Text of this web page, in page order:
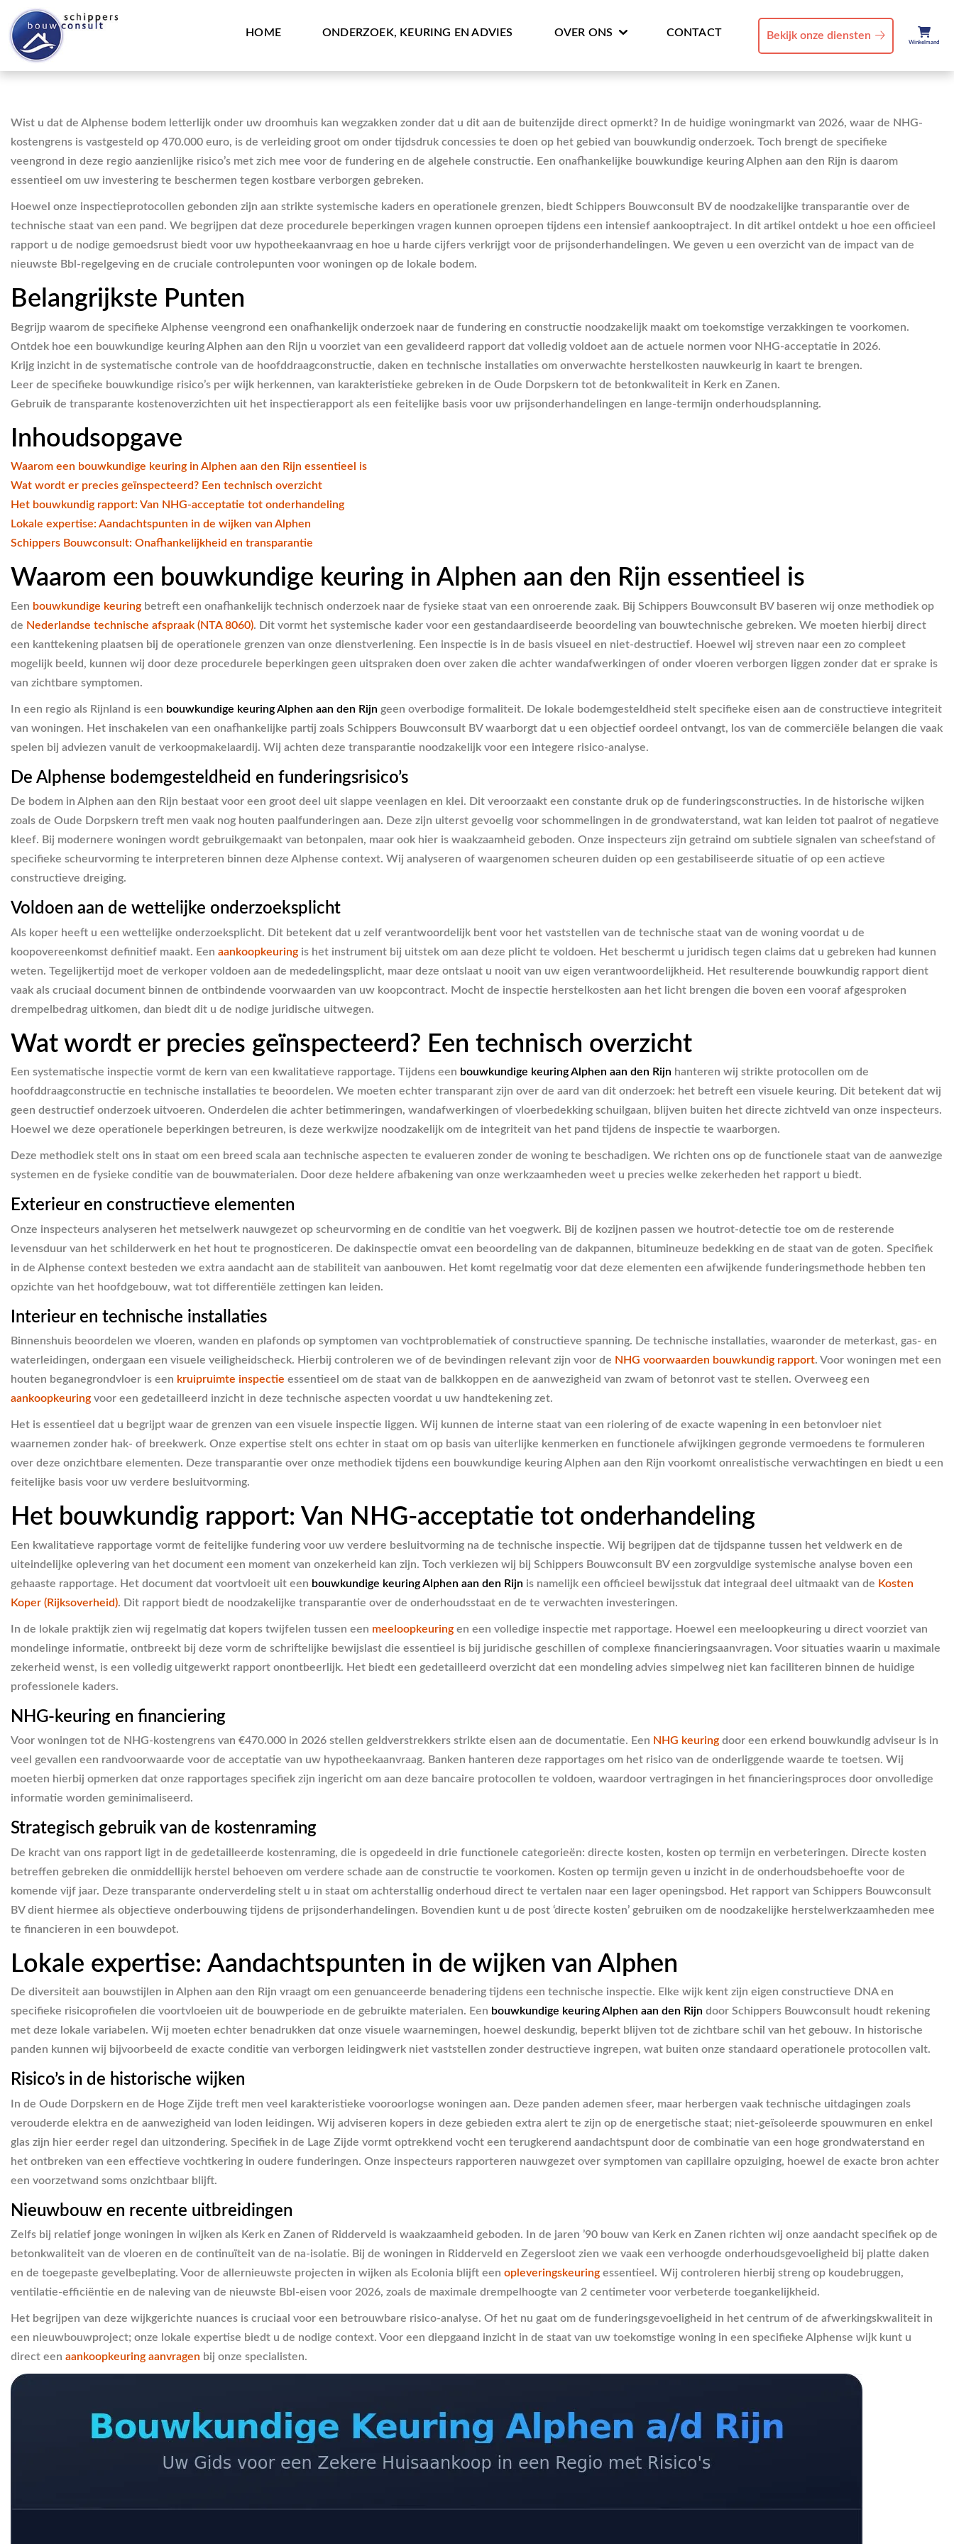
HOME ONDERZOEK, KEURING EN ADVIES OVER ONS CONTACT
Winkelmand
Bekijk onze diensten
Wist u dat de Alphense bodem letterlijk onder uw droomhuis kan wegzakken zonder dat u dit aan de buitenzijde direct opmerkt? In de huidige woningmarkt van 2026, waar de NHG-
kostengrens is vastgesteld op 470.000 euro, is de verleiding groot om onder tijdsdruk concessies te doen op het gebied van bouwkundig onderzoek. Toch brengt de specifieke
veengrond in deze regio aanzienlijke risico’s met zich mee voor de fundering en de algehele constructie. Een onafhankelijke bouwkundige keuring Alphen aan den Rijn is daarom
essentieel om uw investering te beschermen tegen kostbare verborgen gebreken.
Hoewel onze inspectieprotocollen gebonden zijn aan strikte systemische kaders en operationele grenzen, biedt Schippers Bouwconsult BV de noodzakelijke transparantie over de
technische staat van een pand. We begrijpen dat deze procedurele beperkingen vragen kunnen oproepen tijdens een intensief aankooptraject. In dit artikel ontdekt u hoe een officieel
rapport u de nodige gemoedsrust biedt voor uw hypotheekaanvraag en hoe u harde cijfers verkrijgt voor de prijsonderhandelingen. We geven u een overzicht van de impact van de
nieuwste Bbl-regelgeving en de cruciale controlepunten voor woningen op de lokale bodem.
Belangrijkste Punten
Begrijp waarom de specifieke Alphense veengrond een onafhankelijk onderzoek naar de fundering en constructie noodzakelijk maakt om toekomstige verzakkingen te voorkomen.
Ontdek hoe een bouwkundige keuring Alphen aan den Rijn u voorziet van een gevalideerd rapport dat volledig voldoet aan de actuele normen voor NHG-acceptatie in 2026.
Krijg inzicht in de systematische controle van de hoofddraagconstructie, daken en technische installaties om onverwachte herstelkosten nauwkeurig in kaart te brengen.
Leer de specifieke bouwkundige risico’s per wijk herkennen, van karakteristieke gebreken in de Oude Dorpskern tot de betonkwaliteit in Kerk en Zanen.
Gebruik de transparante kostenoverzichten uit het inspectierapport als een feitelijke basis voor uw prijsonderhandelingen en lange-termijn onderhoudsplanning.
Inhoudsopgave
Waarom een bouwkundige keuring in Alphen aan den Rijn essentieel is
Wat wordt er precies geïnspecteerd? Een technisch overzicht
Het bouwkundig rapport: Van NHG-acceptatie tot onderhandeling
Lokale expertise: Aandachtspunten in de wijken van Alphen
Schippers Bouwconsult: Onafhankelijkheid en transparantie
Waarom een bouwkundige keuring in Alphen aan den Rijn essentieel is
Een bouwkundige keuring betreft een onafhankelijk technisch onderzoek naar de fysieke staat van een onroerende zaak. Bij Schippers Bouwconsult BV baseren wij onze methodiek op
de Nederlandse technische afspraak (NTA 8060). Dit vormt het systemische kader voor een gestandaardiseerde beoordeling van bouwtechnische gebreken. We moeten hierbij direct
een kanttekening plaatsen bij de operationele grenzen van onze dienstverlening. Een inspectie is in de basis visueel en niet-destructief. Hoewel wij streven naar een zo compleet
mogelijk beeld, kunnen wij door deze procedurele beperkingen geen uitspraken doen over zaken die achter wandafwerkingen of onder vloeren verborgen liggen zonder dat er sprake is
van zichtbare symptomen.
In een regio als Rijnland is een bouwkundige keuring Alphen aan den Rijn geen overbodige formaliteit. De lokale bodemgesteldheid stelt specifieke eisen aan de constructieve integriteit
van woningen. Het inschakelen van een onafhankelijke partij zoals Schippers Bouwconsult BV waarborgt dat u een objectief oordeel ontvangt, los van de commerciële belangen die vaak
spelen bij adviezen vanuit de verkoopmakelaardij. Wij achten deze transparantie noodzakelijk voor een integere risico-analyse.
De Alphense bodemgesteldheid en funderingsrisico’s
De bodem in Alphen aan den Rijn bestaat voor een groot deel uit slappe veenlagen en klei. Dit veroorzaakt een constante druk op de funderingsconstructies. In de historische wijken
zoals de Oude Dorpskern treft men vaak nog houten paalfunderingen aan. Deze zijn uiterst gevoelig voor schommelingen in de grondwaterstand, wat kan leiden tot paalrot of negatieve
kleef. Bij modernere woningen wordt gebruikgemaakt van betonpalen, maar ook hier is waakzaamheid geboden. Onze inspecteurs zijn getraind om subtiele signalen van scheefstand of
specifieke scheurvorming te interpreteren binnen deze Alphense context. Wij analyseren of waargenomen scheuren duiden op een gestabiliseerde situatie of op een actieve
constructieve dreiging.
Voldoen aan de wettelijke onderzoeksplicht
Als koper heeft u een wettelijke onderzoeksplicht. Dit betekent dat u zelf verantwoordelijk bent voor het vaststellen van de technische staat van de woning voordat u de
koopovereenkomst definitief maakt. Een aankoopkeuring is het instrument bij uitstek om aan deze plicht te voldoen. Het beschermt u juridisch tegen claims dat u gebreken had kunnen
weten. Tegelijkertijd moet de verkoper voldoen aan de mededelingsplicht, maar deze ontslaat u nooit van uw eigen verantwoordelijkheid. Het resulterende bouwkundig rapport dient
vaak als cruciaal document binnen de ontbindende voorwaarden van uw koopcontract. Mocht de inspectie herstelkosten aan het licht brengen die boven een vooraf afgesproken
drempelbedrag uitkomen, dan biedt dit u de nodige juridische uitwegen.
Wat wordt er precies geïnspecteerd? Een technisch overzicht
Een systematische inspectie vormt de kern van een kwalitatieve rapportage. Tijdens een bouwkundige keuring Alphen aan den Rijn hanteren wij strikte protocollen om de
hoofddraagconstructie en technische installaties te beoordelen. We moeten echter transparant zijn over de aard van dit onderzoek: het betreft een visuele keuring. Dit betekent dat wij
geen destructief onderzoek uitvoeren. Onderdelen die achter betimmeringen, wandafwerkingen of vloerbedekking schuilgaan, blijven buiten het directe zichtveld van onze inspecteurs.
Hoewel we deze operationele beperkingen betreuren, is deze werkwijze noodzakelijk om de integriteit van het pand tijdens de inspectie te waarborgen.
Deze methodiek stelt ons in staat om een breed scala aan technische aspecten te evalueren zonder de woning te beschadigen. We richten ons op de functionele staat van de aanwezige
systemen en de fysieke conditie van de bouwmaterialen. Door deze heldere afbakening van onze werkzaamheden weet u precies welke zekerheden het rapport u biedt.
Exterieur en constructieve elementen
Onze inspecteurs analyseren het metselwerk nauwgezet op scheurvorming en de conditie van het voegwerk. Bij de kozijnen passen we houtrot-detectie toe om de resterende
levensduur van het schilderwerk en het hout te prognosticeren. De dakinspectie omvat een beoordeling van de dakpannen, bitumineuze bedekking en de staat van de goten. Specifiek
in de Alphense context besteden we extra aandacht aan de stabiliteit van aanbouwen. Het komt regelmatig voor dat deze elementen een afwijkende funderingsmethode hebben ten
opzichte van het hoofdgebouw, wat tot differentiële zettingen kan leiden.
Interieur en technische installaties
Binnenshuis beoordelen we vloeren, wanden en plafonds op symptomen van vochtproblematiek of constructieve spanning. De technische installaties, waaronder de meterkast, gas- en
waterleidingen, ondergaan een visuele veiligheidscheck. Hierbij controleren we of de bevindingen relevant zijn voor de NHG voorwaarden bouwkundig rapport. Voor woningen met een
houten beganegrondvloer is een kruipruimte inspectie essentieel om de staat van de balkkoppen en de aanwezigheid van zwam of betonrot vast te stellen. Overweeg een
aankoopkeuring voor een gedetailleerd inzicht in deze technische aspecten voordat u uw handtekening zet.
Het is essentieel dat u begrijpt waar de grenzen van een visuele inspectie liggen. Wij kunnen de interne staat van een riolering of de exacte wapening in een betonvloer niet
waarnemen zonder hak- of breekwerk. Onze expertise stelt ons echter in staat om op basis van uiterlijke kenmerken en functionele afwijkingen gegronde vermoedens te formuleren
over deze onzichtbare elementen. Deze transparantie over onze methodiek tijdens een bouwkundige keuring Alphen aan den Rijn voorkomt onrealistische verwachtingen en biedt u een
feitelijke basis voor uw verdere besluitvorming.
Het bouwkundig rapport: Van NHG-acceptatie tot onderhandeling
Een kwalitatieve rapportage vormt de feitelijke fundering voor uw verdere besluitvorming na de technische inspectie. Wij begrijpen dat de tijdspanne tussen het veldwerk en de
uiteindelijke oplevering van het document een moment van onzekerheid kan zijn. Toch verkiezen wij bij Schippers Bouwconsult BV een zorgvuldige systemische analyse boven een
gehaaste rapportage. Het document dat voortvloeit uit een bouwkundige keuring Alphen aan den Rijn is namelijk een officieel bewijsstuk dat integraal deel uitmaakt van de Kosten
Koper (Rijksoverheid). Dit rapport biedt de noodzakelijke transparantie over de onderhoudsstaat en de te verwachten investeringen.
In de lokale praktijk zien wij regelmatig dat kopers twijfelen tussen een meeloopkeuring en een volledige inspectie met rapportage. Hoewel een meeloopkeuring u direct voorziet van
mondelinge informatie, ontbreekt bij deze vorm de schriftelijke bewijslast die essentieel is bij juridische geschillen of complexe financieringsaanvragen. Voor situaties waarin u maximale
zekerheid wenst, is een volledig uitgewerkt rapport onontbeerlijk. Het biedt een gedetailleerd overzicht dat een mondeling advies simpelweg niet kan faciliteren binnen de huidige
professionele kaders.
NHG-keuring en financiering
Voor woningen tot de NHG-kostengrens van €470.000 in 2026 stellen geldverstrekkers strikte eisen aan de documentatie. Een NHG keuring door een erkend bouwkundig adviseur is in
veel gevallen een randvoorwaarde voor de acceptatie van uw hypotheekaanvraag. Banken hanteren deze rapportages om het risico van de onderliggende waarde te toetsen. Wij
moeten hierbij opmerken dat onze rapportages specifiek zijn ingericht om aan deze bancaire protocollen te voldoen, waardoor vertragingen in het financieringsproces door onvolledige
informatie worden geminimaliseerd.
Strategisch gebruik van de kostenraming
De kracht van ons rapport ligt in de gedetailleerde kostenraming, die is opgedeeld in drie functionele categorieën: directe kosten, kosten op termijn en verbeteringen. Directe kosten
betreffen gebreken die onmiddellijk herstel behoeven om verdere schade aan de constructie te voorkomen. Kosten op termijn geven u inzicht in de onderhoudsbehoefte voor de
komende vijf jaar. Deze transparante onderverdeling stelt u in staat om achterstallig onderhoud direct te vertalen naar een lager openingsbod. Het rapport van Schippers Bouwconsult
BV dient hiermee als objectieve onderbouwing tijdens de prijsonderhandelingen. Bovendien kunt u de post ‘directe kosten’ gebruiken om de noodzakelijke herstelwerkzaamheden mee
te financieren in een bouwdepot.
Lokale expertise: Aandachtspunten in de wijken van Alphen
De diversiteit aan bouwstijlen in Alphen aan den Rijn vraagt om een genuanceerde benadering tijdens een technische inspectie. Elke wijk kent zijn eigen constructieve DNA en
specifieke risicoprofielen die voortvloeien uit de bouwperiode en de gebruikte materialen. Een bouwkundige keuring Alphen aan den Rijn door Schippers Bouwconsult houdt rekening
met deze lokale variabelen. Wij moeten echter benadrukken dat onze visuele waarnemingen, hoewel deskundig, beperkt blijven tot de zichtbare schil van het gebouw. In historische
panden kunnen wij bijvoorbeeld de exacte conditie van verborgen leidingwerk niet vaststellen zonder destructieve ingrepen, wat buiten onze standaard operationele protocollen valt.
Risico’s in de historische wijken
In de Oude Dorpskern en de Hoge Zijde treft men veel karakteristieke vooroorlogse woningen aan. Deze panden ademen sfeer, maar herbergen vaak technische uitdagingen zoals
verouderde elektra en de aanwezigheid van loden leidingen. Wij adviseren kopers in deze gebieden extra alert te zijn op de energetische staat; niet-geïsoleerde spouwmuren en enkel
glas zijn hier eerder regel dan uitzondering. Specifiek in de Lage Zijde vormt optrekkend vocht een terugkerend aandachtspunt door de combinatie van een hoge grondwaterstand en
het ontbreken van een effectieve vochtkering in oudere funderingen. Onze inspecteurs rapporteren nauwgezet over symptomen van capillaire opzuiging, hoewel de exacte bron achter
een voorzetwand soms onzichtbaar blijft.
Nieuwbouw en recente uitbreidingen
Zelfs bij relatief jonge woningen in wijken als Kerk en Zanen of Ridderveld is waakzaamheid geboden. In de jaren ’90 bouw van Kerk en Zanen richten wij onze aandacht specifiek op de
betonkwaliteit van de vloeren en de continuïteit van de na-isolatie. Bij de woningen in Ridderveld en Zegersloot zien we vaak een verhoogde onderhoudsgevoeligheid bij platte daken
en de toegepaste gevelbeplating. Voor de allernieuwste projecten in wijken als Ecolonia blijft een opleveringskeuring essentieel. Wij controleren hierbij streng op koudebruggen,
ventilatie-efficiëntie en de naleving van de nieuwste Bbl-eisen voor 2026, zoals de maximale drempelhoogte van 2 centimeter voor verbeterde toegankelijkheid.
Het begrijpen van deze wijkgerichte nuances is cruciaal voor een betrouwbare risico-analyse. Of het nu gaat om de funderingsgevoeligheid in het centrum of de afwerkingskwaliteit in
een nieuwbouwproject; onze lokale expertise biedt u de nodige context. Voor een diepgaand inzicht in de staat van uw toekomstige woning in een specifieke Alphense wijk kunt u
direct een aankoopkeuring aanvragen bij onze specialisten.